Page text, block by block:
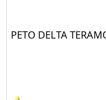
PETO DELTA